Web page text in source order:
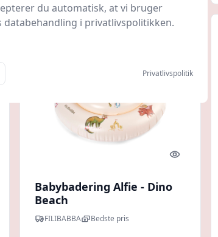
look Quick look
Babybadering Alfie - Dino
Beach
FILIBABBA Bedste pris
du automatisk, at vi bruger
i privatlivspolitikken.
Privatlivspolitik